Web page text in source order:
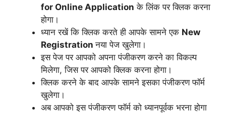
for Online Application के लिंक पर क्लिक करना
होगा।
ध्यान रखें कि क्लिक करते ही आपके सामने एक New
Registrationनया पेज खुलेगा।
इस पेज पर आपको अपना पंजीकरण करने का विकल्प
मिलेगा, जिस पर आपको क्लिक करना होगा।
क्लिक करने के बाद आपके सामने इसका पंजीकरण फॉर्म
खुलेगा।
अब आपको इस पंजीकरण फॉर्म को ध्यानपूर्वक भरना होगा